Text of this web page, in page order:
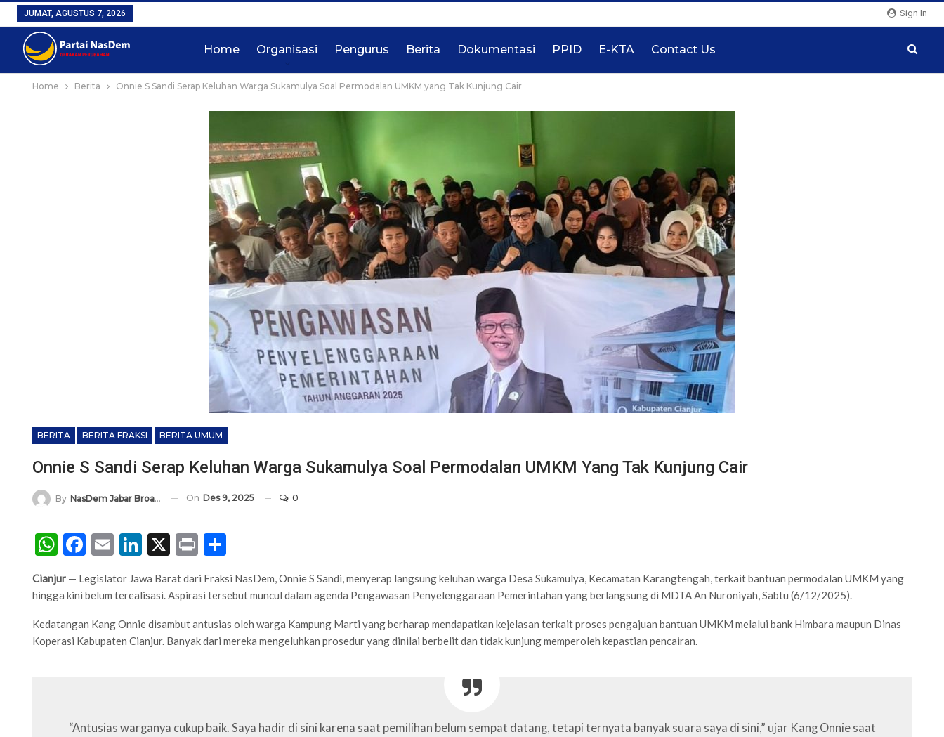
Sign In
JUMAT, AGUSTUS 7, 2026
Home Organisasi Pengurus Berita Dokumentasi PPID E-KTA Contact Us
Home Berita Onnie S Sandi Serap Keluhan Warga Sukamulya Soal Permodalan UMKM yang Tak Kunjung Cair
BERITA BERITA FRAKSI BERITA UMUM
Onnie S Sandi Serap Keluhan Warga Sukamulya Soal Permodalan UMKM Yang Tak Kunjung Cair
By NasDem Jabar Broadcasting Network On Des 9, 2025 0
WhatsApp
Facebook
EmailLinkedIn
X Print
Cianjur — Legislator Jawa Barat dari Fraksi NasDem, Onnie S Sandi, menyerap langsung keluhan warga Desa Sukamulya, Kecamatan Karangtengah, terkait bantuan permodalan UMKM yang
hingga kini belum terealisasi. Aspirasi tersebut muncul dalam agenda Pengawasan Penyelenggaraan Pemerintahan yang berlangsung di MDTA An Nuroniyah, Sabtu (6/12/2025).
Kedatangan Kang Onnie disambut antusias oleh warga Kampung Marti yang berharap mendapatkan kejelasan terkait proses pengajuan bantuan UMKM melalui bank Himbara maupun Dinas
Koperasi Kabupaten Cianjur. Banyak dari mereka mengeluhkan prosedur yang dinilai berbelit dan tidak kunjung memperoleh kepastian pencairan.
“Antusias warganya cukup baik. Saya hadir di sini karena saat pemilihan belum sempat datang, tetapi ternyata banyak suara saya di sini,” ujar Kang Onnie saat